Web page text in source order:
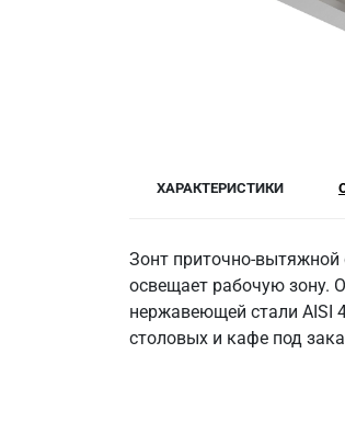
ХАРАКТЕРИСТИКИ
Зонт приточно-
освещает рабочую зону.
нержавеющей стали AISI
столовых и кафе под